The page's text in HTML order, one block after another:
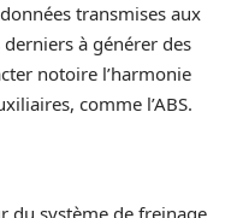
transmises aux
à générer des
notoire l’harmonie
comme l’ABS.